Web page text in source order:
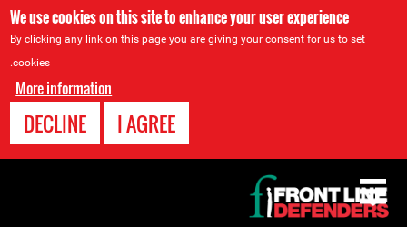
We use cookies on this site to enhance your user experience
By clicking any link on this page you are giving your consent for us to set
cookies.
More information
I AGREE
DECLINE
to
top